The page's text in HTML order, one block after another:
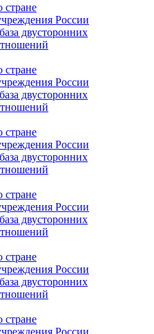
России
двусторонних
России
двусторонних
России
двусторонних
России
двусторонних
России
двусторонних
России